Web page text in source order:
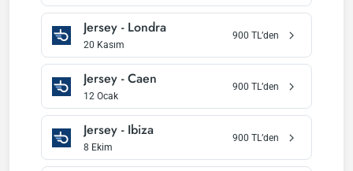
Jersey - Londra
20 Kasım
900 TL’den
Jersey -Caen
12 Ocak
900 TL’den
Jersey - Ibiza
8 Ekim
900 TL’den